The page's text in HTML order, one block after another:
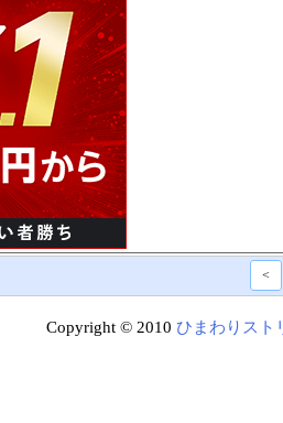
<
Copyright © 2010 ひまわりスト